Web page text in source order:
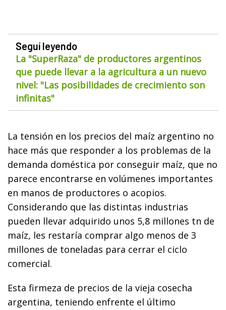
Seguí leyendo
La "SuperRaza" de productores argentinos
que puede llevar a la agricultura a un nuevo
nivel: "Las posibilidades de crecimiento son
infinitas"
La tensión en los precios del maíz argentino no
hace más que responder a los problemas de la
demanda doméstica por conseguir maíz, que no
parece encontrarse en volúmenes importantes
en manos de productores o acopios.
Considerando que las distintas industrias
pueden llevar adquirido unos 5,8 millones tn de
maíz, les restaría comprar algo menos de 3
millones de toneladas para cerrar el ciclo
comercial.
Esta firmeza de precios de la vieja cosecha
argentina, teniendo enfrente el último